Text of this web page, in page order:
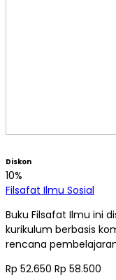
Diskon
10%
Filsafat Ilmu Sosial
Buku Filsafat Ilmu ini
kurikulum berbasis
rencana
Rp 52.650 Rp 58.500